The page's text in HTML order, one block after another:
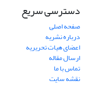
دسترسی سریع
صفحه اصلی
درباره نشریه
اعضای هیات تحریریه
ارسال مقاله
تماس با ما
نقشه سایت